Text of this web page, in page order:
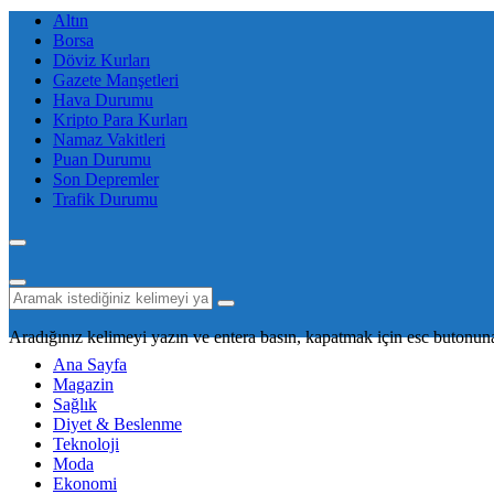
Altın
Borsa
Döviz Kurları
Gazete Manşetleri
Hava Durumu
Kripto Para Kurları
Namaz Vakitleri
Puan Durumu
Son Depremler
Trafik Durumu
Aradığınız kelimeyi yazın ve entera basın, kapatmak için esc
Ana Sayfa
Magazin
Sağlık
Diyet & Beslenme
Teknoloji
Moda
Ekonomi